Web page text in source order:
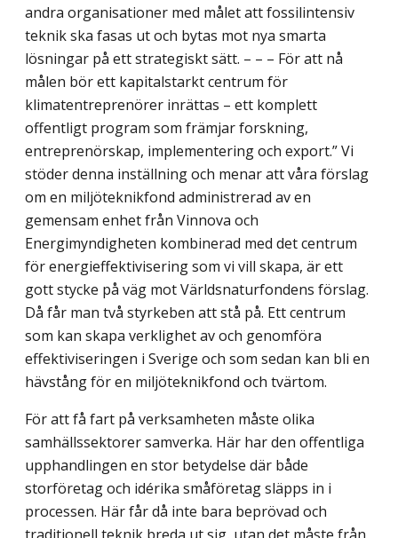
andra organisationer med målet att fossilintensiv
teknik ska fasas ut och bytas mot nya smarta
lösningar på ett strategiskt sätt. – – – För att nå
målen bör ett kapitalstarkt centrum för
klimatentreprenörer inrättas – ett komplett
offentligt program som främjar forskning,
entreprenörskap, implementering och export.” Vi
stöder denna inställning och menar att våra förslag
om en miljöteknikfond administrerad av en
gemensam enhet från Vinnova och
Energimyndigheten kombinerad med det centrum
för energieffektivisering som vi vill skapa, är ett
gott stycke på väg mot Världsnaturfondens förslag.
Då får man två styrkeben att stå på. Ett centrum
som kan skapa verklighet av och genomföra
effektiviseringen i Sverige och som sedan kan bli en
hävstång för en miljöteknikfond och tvärtom.
För att få fart på verksamheten måste olika
samhällssektorer samverka. Här har den offentliga
upphandlingen en stor betydelse där både
storföretag och idérika småföretag släpps in i
processen. Här får då inte bara beprövad och